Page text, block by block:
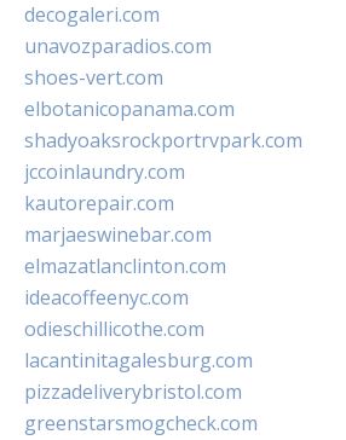
decogaleri.com
unavozparadios.com
shoes-vert.com
elbotanicopanama.com
shadyoaksrockportrvpark.com
jccoinlaundry.com
kautorepair.com
marjaeswinebar.com
elmazatlanclinton.com
ideacoffeenyc.com
odieschillicothe.com
lacantinitagalesburg.com
pizzadeliverybristol.com
greenstarsmogcheck.com